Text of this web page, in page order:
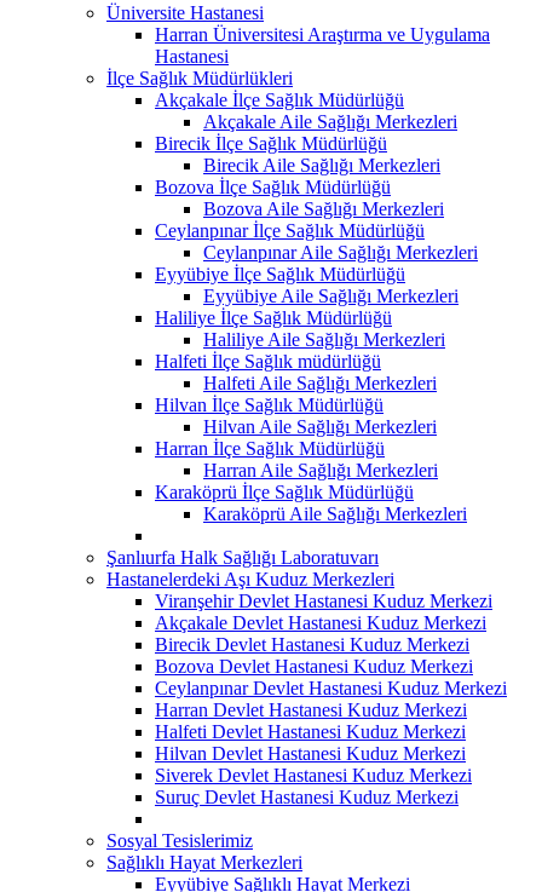
Üniversite Hastanesi
Harran Üniversitesi Araştırma ve Uygulama
Hastanesi
İlçe Sağlık Müdürlükleri
Akçakale İlçe Sağlık Müdürlüğü
Akçakale Aile Sağlığı Merkezleri
Birecik İlçe Sağlık Müdürlüğü
Birecik Aile Sağlığı Merkezleri
Bozova İlçe Sağlık Müdürlüğü
Bozova Aile Sağlığı Merkezleri
Ceylanpınar İlçe Sağlık Müdürlüğü
Ceylanpınar Aile Sağlığı Merkezleri
Eyyübiye İlçe Sağlık Müdürlüğü
Eyyübiye Aile Sağlığı Merkezleri
Haliliye İlçe Sağlık Müdürlüğü
Haliliye Aile Sağlığı Merkezleri
Halfeti İlçe Sağlık müdürlüğü
Halfeti Aile Sağlığı Merkezleri
Hilvan İlçe Sağlık Müdürlüğü
Hilvan Aile Sağlığı Merkezleri
Harran İlçe Sağlık Müdürlüğü
Harran Aile Sağlığı Merkezleri
Karaköprü İlçe Sağlık Müdürlüğü
Karaköprü Aile Sağlığı Merkezleri
Şanlıurfa Halk Sağlığı Laboratuvarı
Hastanelerdeki Aşı Kuduz Merkezleri
Viranşehir Devlet Hastanesi Kuduz Merkezi
Akçakale Devlet Hastanesi Kuduz Merkezi
Birecik Devlet Hastanesi Kuduz Merkezi
Bozova Devlet Hastanesi Kuduz Merkezi
Ceylanpınar Devlet Hastanesi Kuduz Merkezi
Harran Devlet Hastanesi Kuduz Merkezi
Halfeti Devlet Hastanesi Kuduz Merkezi
Hilvan Devlet Hastanesi Kuduz Merkezi
Siverek Devlet Hastanesi Kuduz Merkezi
Suruç Devlet Hastanesi Kuduz Merkezi
Sosyal Tesislerimiz
Sağlıklı Hayat Merkezleri
Eyyübiye Sağlıklı Hayat Merkezi